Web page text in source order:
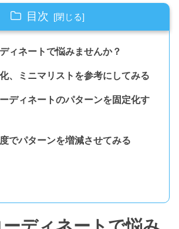
目次
ィネートで悩みませんか？
、ミニマリストを参考にしてみる
ディネートのパターンを固定化す
でパターンを増減させてみる